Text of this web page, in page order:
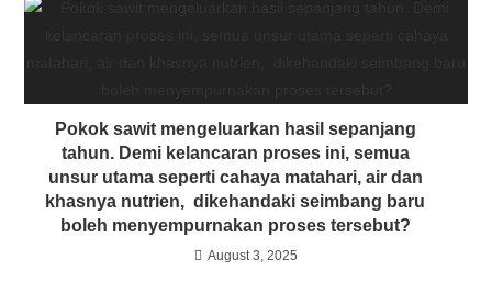
Pokok sawit mengeluarkan hasil sepanjang
tahun. Demi kelancaran proses ini, semua
unsur utama seperti cahaya matahari, air dan
khasnya nutrien, dikehandaki seimbang baru
boleh menyempurnakan proses tersebut?
August 3, 2025